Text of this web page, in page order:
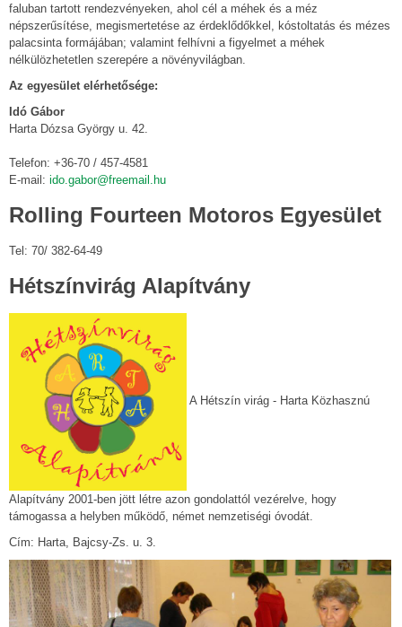
faluban tartott rendezvényeken, ahol cél a méhek és a méz
népszerűsítése, megismertetése az érdeklődőkkel, kóstoltatás és mézes
palacsinta formájában; valamint felhívni a figyelmet a méhek
nélkülözhetetlen szerepére a növényvilágban.
Az egyesület elérhetősége:
Idó Gábor
Harta Dózsa György u. 42.
Telefon: +36-70 / 457-4581
E-mail: ido.gabor@freemail.hu
Rolling Fourteen Motoros Egyesület
Tel: 70/ 382-64-49
Hétszínvirág Alapítvány
A Hétszín virág - Harta Közhasznú
Alapítvány 2001-ben jött létre azon gondolattól vezérelve, hogy
támogassa a helyben működő, német nemzetiségi óvodát.
Cím: Harta, Bajcsy-Zs. u. 3.